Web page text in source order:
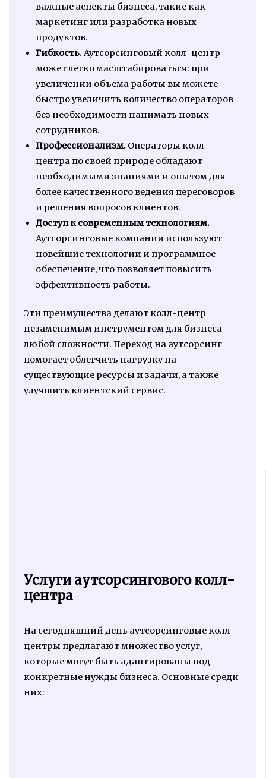
важные аспекты бизнеса, такие как
маркетинг или разработка новых
продуктов.
Гибкость.Аутсорсинговый колл-центр
может легко масштабироваться: при
увеличении объема работы вы можете
быстро увеличить количество операторов
без необходимости нанимать новых
сотрудников.
Профессионализм.Операторы колл-
центра по своей природе обладают
необходимыми знаниями и опытом для
более качественного ведения переговоров
и решения вопросов клиентов.
Доступ к современным технологиям.
Аутсорсинговые компании используют
новейшие технологии и программное
обеспечение, что позволяет повысить
эффективность работы.
Эти преимущества делают колл-центр
незаменимым инструментом для бизнеса
любой сложности. Переход на аутсорсинг
помогает облегчить нагрузку на
существующие ресурсы и задачи, а также
улучшить клиентский сервис.
Услуги аутсорсингового колл-
центра
На сегодняшний день аутсорсинговые колл-
центры предлагают множество услуг,
которые могут быть адаптированы под
конкретные нужды бизнеса. Основные среди
них: